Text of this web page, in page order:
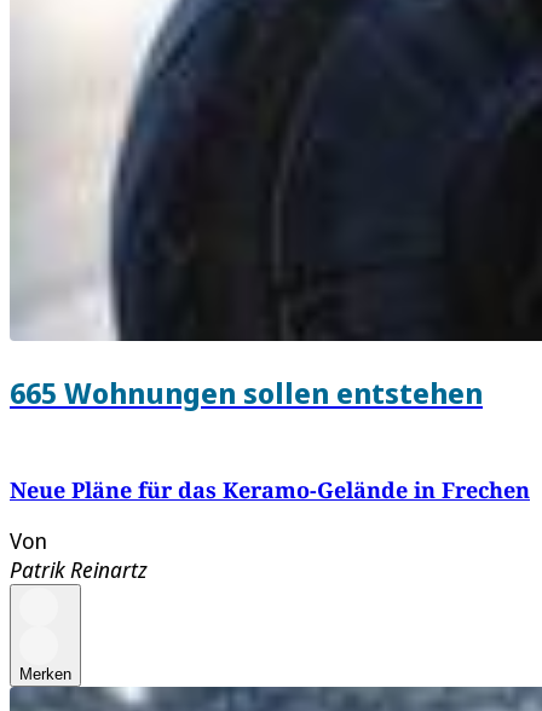
665 Wohnungen sollen entstehen
Neue Pläne für das Keramo-Gelände in Frechen
Von
Patrik Reinartz
Merken